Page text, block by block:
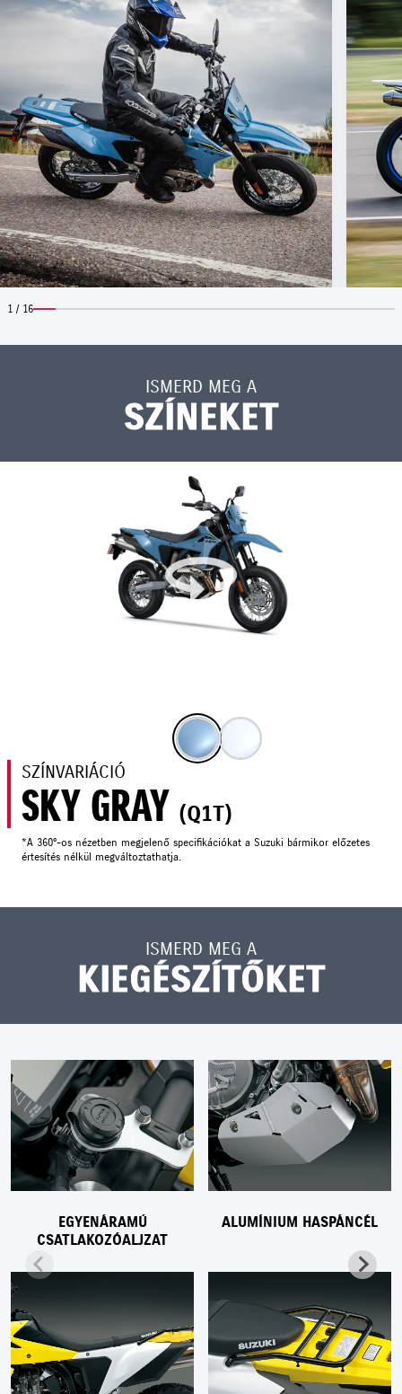
1 / 16
ISMERD MEG A
SZÍNEKET
SZÍNVARIÁCIÓ
SKY GRAY (Q1T)
*A 360°-os nézetben megjelenő specifikációkat a Suzuki bármikor előzetes
értesítés nélkül megváltoztathatja.
ISMERD MEG A
KIEGÉSZÍTŐKET
EGYENÁRAMÚ
CSATLAKOZÓALJZAT
ALUMÍNIUM HASPÁNCÉL